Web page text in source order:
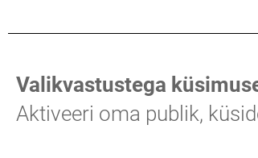
Valikvastustega
Aktiveeri oma publik,